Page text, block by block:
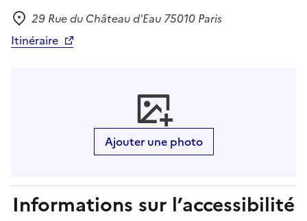
Adresse
29 Rue du Château d'Eau 75010 Paris
Itinéraire
Ajouter une photo
Informations sur l’accessibilité